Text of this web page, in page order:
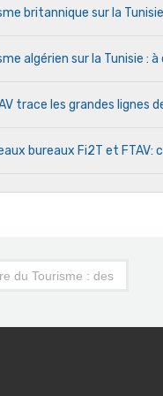
britannique sur la
algérien sur la Tunisie :
trace les grandes
bureaux Fi2T et FTAV:
du Tourisme : des larmes